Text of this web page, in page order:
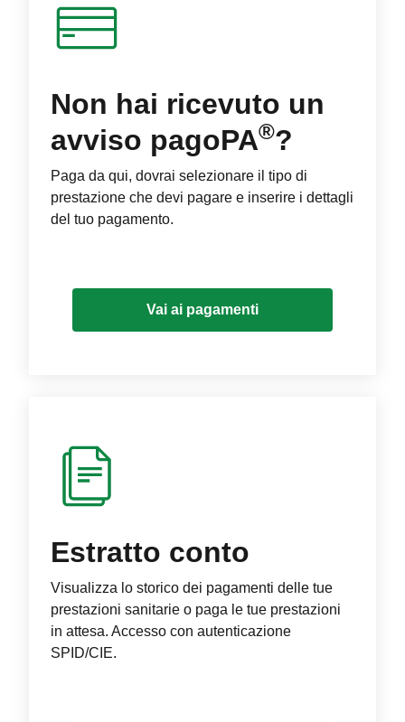
Non hai ricevuto un
avviso pagoPA®?
Paga da qui, dovrai selezionare il tipo di
prestazione che devi pagare e inserire i dettagli
del tuo pagamento.
Vai ai pagamenti
Estratto conto
Visualizza lo storico dei pagamenti delle tue
prestazioni sanitarie o paga le tue prestazioni
in attesa. Accesso con autenticazione
SPID/CIE.